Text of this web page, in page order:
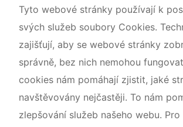
Tyto webové stránky používají k
svých služeb soubory Cookies.
zajišťují, aby se webové stránky
správně, bez nich nemohou
cookies nám pomáhají zjistit, jaké
navštěvovány nejčastěji. To nám
zlepšování služeb našeho webu.